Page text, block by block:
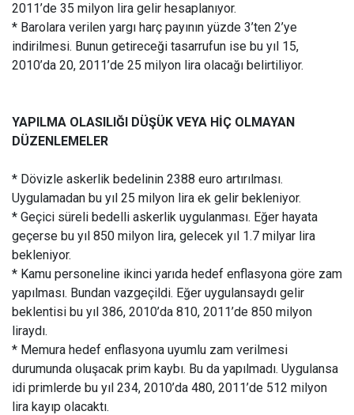
2011’de 35 milyon lira gelir hesaplanıyor.
* Barolara verilen yargı harç payının yüzde 3’ten 2’ye
indirilmesi. Bunun getireceği tasarrufun ise bu yıl 15,
2010’da 20, 2011’de 25 milyon lira olacağı belirtiliyor.
YAPILMA OLASILIĞI DÜŞÜK VEYA HİÇ OLMAYAN
DÜZENLEMELER
* Dövizle askerlik bedelinin 2388 euro artırılması.
Uygulamadan bu yıl 25 milyon lira ek gelir bekleniyor.
* Geçici süreli bedelli askerlik uygulanması. Eğer hayata
geçerse bu yıl 850 milyon lira, gelecek yıl 1.7 milyar lira
bekleniyor.
* Kamu personeline ikinci yarıda hedef enflasyona göre zam
yapılması. Bundan vazgeçildi. Eğer uygulansaydı gelir
beklentisi bu yıl 386, 2010’da 810, 2011’de 850 milyon
liraydı.
* Memura hedef enflasyona uyumlu zam verilmesi
durumunda oluşacak prim kaybı. Bu da yapılmadı. Uygulansa
idi primlerde bu yıl 234, 2010’da 480, 2011’de 512 milyon
lira kayıp olacaktı.